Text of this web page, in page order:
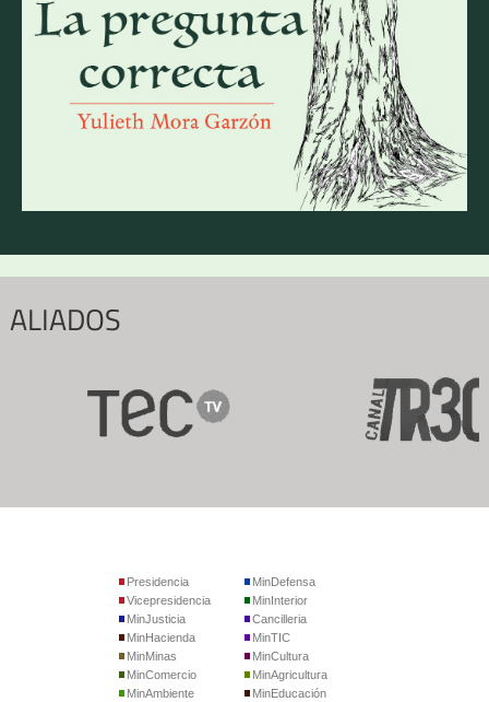
ALIADOS
Presidencia
Vicepresidencia
MinJusticia
MinDefensa
MinInterior
Cancilleria
MinHacienda
MinMinas
MinComercio
MinTIC
MinCultura
MinAgricultura
MinAmbiente
MinEducación